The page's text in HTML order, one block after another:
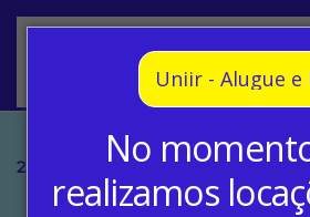
Uniir - Alugue e
No
realizamos
Skip to main content
20 fev, 2026 Blog